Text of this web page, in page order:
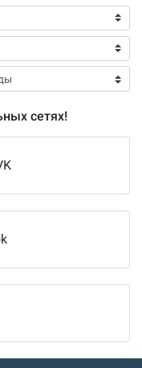
сетях!